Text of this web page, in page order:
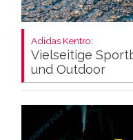
Adidas Kentro:
Vielseitige
und Outdoor